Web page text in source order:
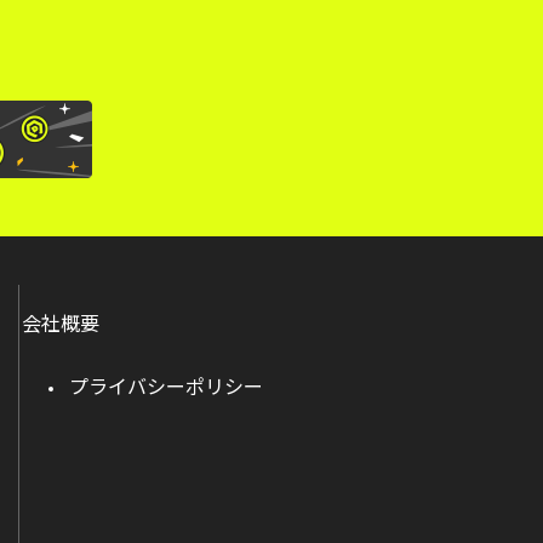
会社概要
プライバシーポリシー